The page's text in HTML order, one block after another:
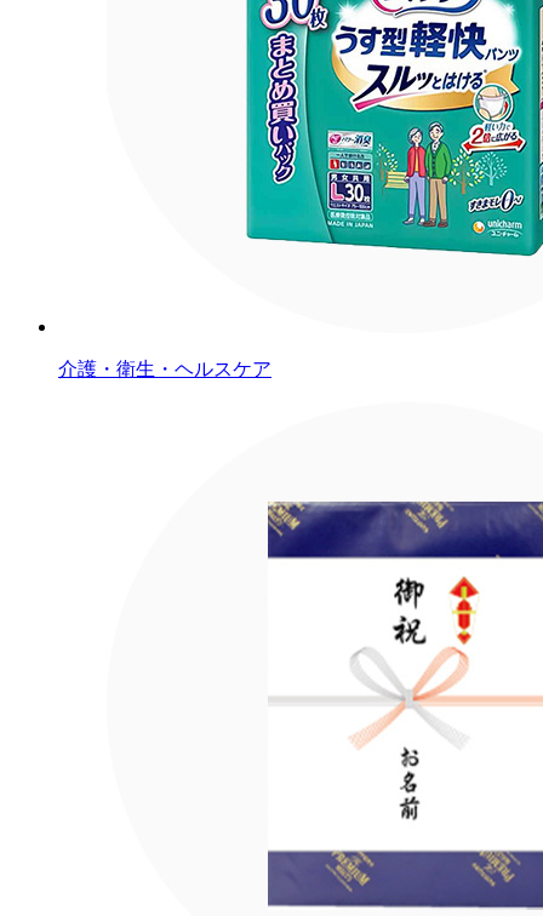
介護・衛生・ヘルスケア